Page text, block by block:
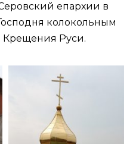
епархии в
колокольным
Крещения Руси.